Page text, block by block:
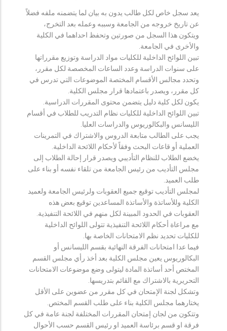
يعد سجل خاص لكل طالب يدون به بيان لما يتضمنه ملفه فضلاً
عن تاريخ خروجه من الجامعة وسببه وعمله بعد التخرج،
ويتكون هذا السجل من صورتين وتحفظ احداهما في الكلية
والأخرى في الجامعة.
تبين اللوائح الداخلية للكليات مواد الدراسة وتوزيع مقرراتها
على سنوات الدراسة وعدد الساعات المخصصة لكل مقرر،
وتحدد مجالس الأقسام المختصة الموضوعات التي تدرس في
كل مقرر، ويصدر باعتمادها قرار مجلس الكلية.
يكون لكل كلية دليل يتضمن محتوى المقررات الدراسية.
تبين اللوائح الداخلية للكليات نظام التدريب للطلاب في أقسام
الليسانس والبكالوريوس والدراسات العليا.
يجب على الطالب متابعة الدروس والاشتراك في التمرينات
العملية أو قاعات البحث وفقاً لأحكام اللائحة الداخلية.
يخضع الطلاب للنظام التأديبي ويصدر قرار إحالة الطلاب إلى
مجلس التأديب من رئيس الجامعة من تلقاء نفسه أو بناء على
طلب العميد.
لمجلس التأديب توقيع جميع العقوبات ولرئيس الجامعة ولعميد
الكلية وللأساتذة والأساتذة المساعدين توقيع بعض هذه
العقوبات في الحدود المبينة لكل منهم في اللائحة التنفيذية.
مع مراعاة أحكام اللائحة التنفيذية تتولى اللوائح الداخلية
للكليات تحديد نظم الامتحانات الخاصة بها.
فيما عدا امتحانات الفرقة النهائية بقسم الليسانس أو
البكالوريوس يعين مجلس الكلية بعد أخذ رأي مجلس القسم
المختص أحد أساتذة المادة ليتولى وضع موضوعات الامتحانات
التحريرية بالاشتراك مع القائم بتدريسها.
وتشكل لجنة الإمتحان في كل مقرر من عضوين على الأقل
يختارهما مجلس الكلية بناء على طلب القسم المختص.
وتتكون من لجان إمتحان المقررات المختلفة لجنة عامة في كل
فرقة او قسم برئاسة العميد او رئيس القسم حسب الأحوال